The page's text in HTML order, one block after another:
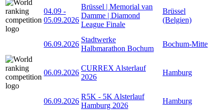
04.09 -
05.09.2026
Brüssel | Memorial van
Damme | Diamond
League Finale
Brüssel
(Belgien)
06.09.2026
Stadtwerke
Halbmarathon Bochum
Bochum-Mitte
06.09.2026
CURREX Alsterlauf
2026
Hamburg
06.09.2026
R5K - 5K Alsterlauf
Hamburg 2026
Hamburg